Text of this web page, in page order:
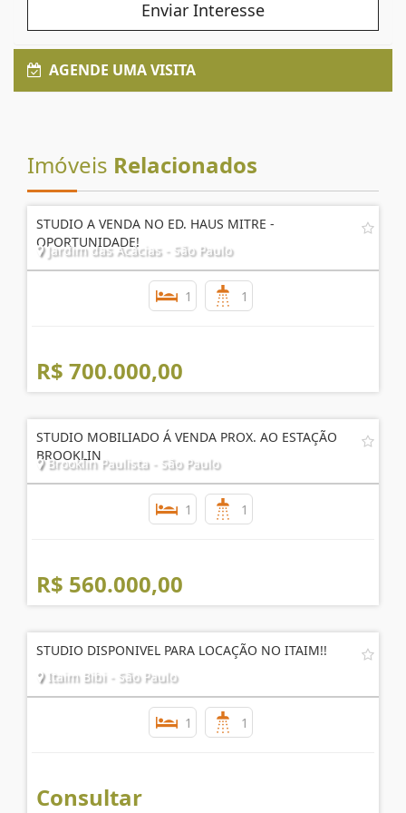
Enviar Interesse
AGENDE UMA VISITA
Imóveis Relacionados
STUDIO A VENDA NO ED. HAUS MITRE -
OPORTUNIDADE!
Jardim das Acácias - São Paulo
1 1
R$ 700.000,00
STUDIO MOBILIADO Á VENDA PROX. AO ESTAÇÃO
BROOKLIN
Brooklin Paulista - São Paulo
1 1
R$ 560.000,00
STUDIO DISPONIVEL PARA LOCAÇÃO NO ITAIM!!
Itaim Bibi - São Paulo
1 1
Consultar